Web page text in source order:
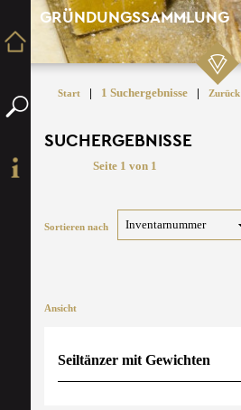
GRÜNDUNGSSAMMLUNG
Start | 1 Suchergebnisse | Zurück
SUCHERGEBNISSE
Seite 1 von 1
Sortieren nach
Ansicht
Seiltänzer mit Gewichten